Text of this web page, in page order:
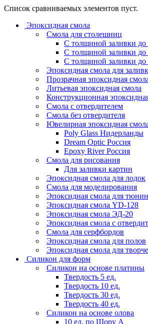
Список сравниваемых элементов пуст.
Эпоксидная смола
Смола для столешниц
С толщиной заливки до
С толщиной заливки до
С толщиной заливки до
Эпоксидная смола для
Прозрачная эпоксидная
Литьевая эпоксидная смола
Конструкционная
Смола с отвердителем
Смола без отвердителя
Ювелирная эпоксидная
Poly Glass Нидерланды
Dream Optic Россия
Epoxy River Россия
Смола для рисования
Для заливки картин
Эпоксидная смола для лодок
Смола для моделирования
Эпоксидная смола для
Эпоксидная смола YD-128
Эпоксидная смола ЭД-20
Эпоксидная смола с
Смола для серфбордов
Эпоксидная смола для полов
Эпоксидная смола для
Силикон для форм
Силикон на основе платины
Твердость 5 ед.
Твердость 10 ед.
Твердость 30 ед.
Твердость 40 ед.
Силикон на основе олова
10 ед. по Шору А